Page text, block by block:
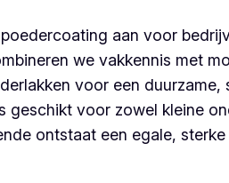
aan voor
we vakkennis met
voor een
geschikt voor zowel kleine
ontstaat een egale,